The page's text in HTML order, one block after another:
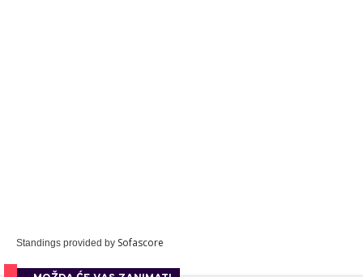
Standings provided by Sofascore